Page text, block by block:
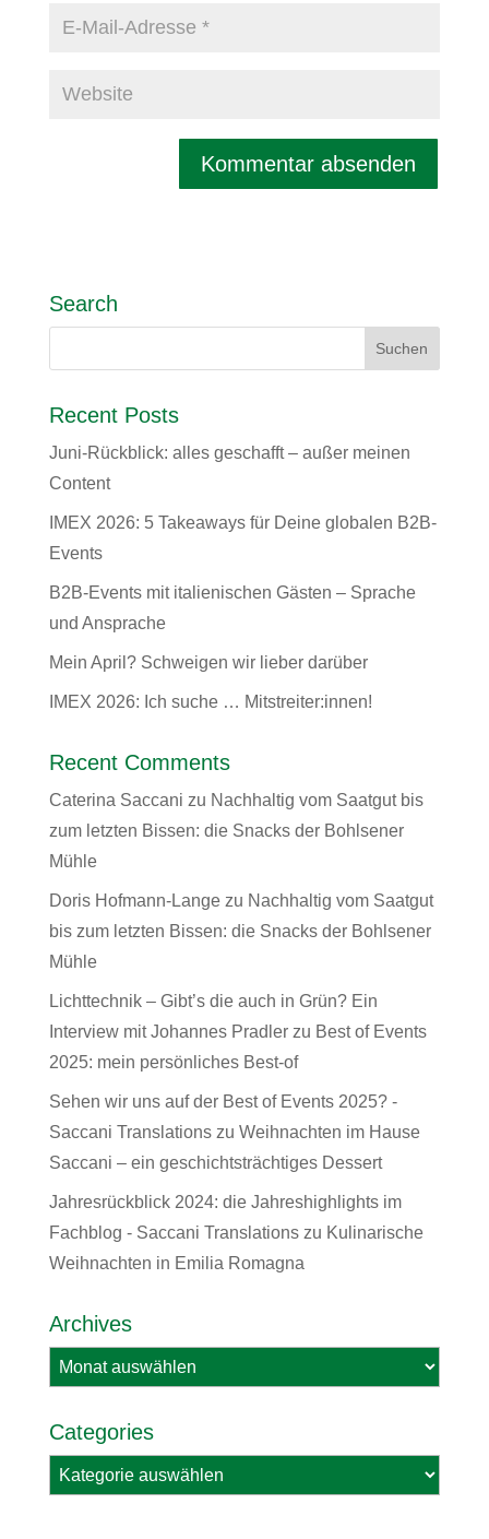
Search
Recent Posts
Juni-Rückblick: alles geschafft – außer meinen
Content
IMEX 2026: 5 Takeaways für Deine globalen B2B-
Events
B2B-Events mit italienischen Gästen – Sprache
und Ansprache
Mein April? Schweigen wir lieber darüber
IMEX 2026: Ich suche … Mitstreiter:innen!
Recent Comments
Caterina Saccani zu Nachhaltig vom Saatgut bis
zum letzten Bissen: die Snacks der Bohlsener
Mühle
Doris Hofmann-Langezu Nachhaltig vom Saatgut
bis zum letzten Bissen: die Snacks der Bohlsener
Mühle
Lichttechnik – Gibt’s die auch in Grün? Ein
Interview mit Johannes Pradlerzu Best of Events
2025: mein persönliches Best-of
Sehen wir uns auf der Best of Events 2025? -
Saccani Translationszu Weihnachten im Hause
Saccani – ein geschichtsträchtiges Dessert
Jahresrückblick 2024: die Jahreshighlights im
Fachblog - Saccani Translationszu Kulinarische
Weihnachten in Emilia Romagna
Archives
Archives
Categories
Categories